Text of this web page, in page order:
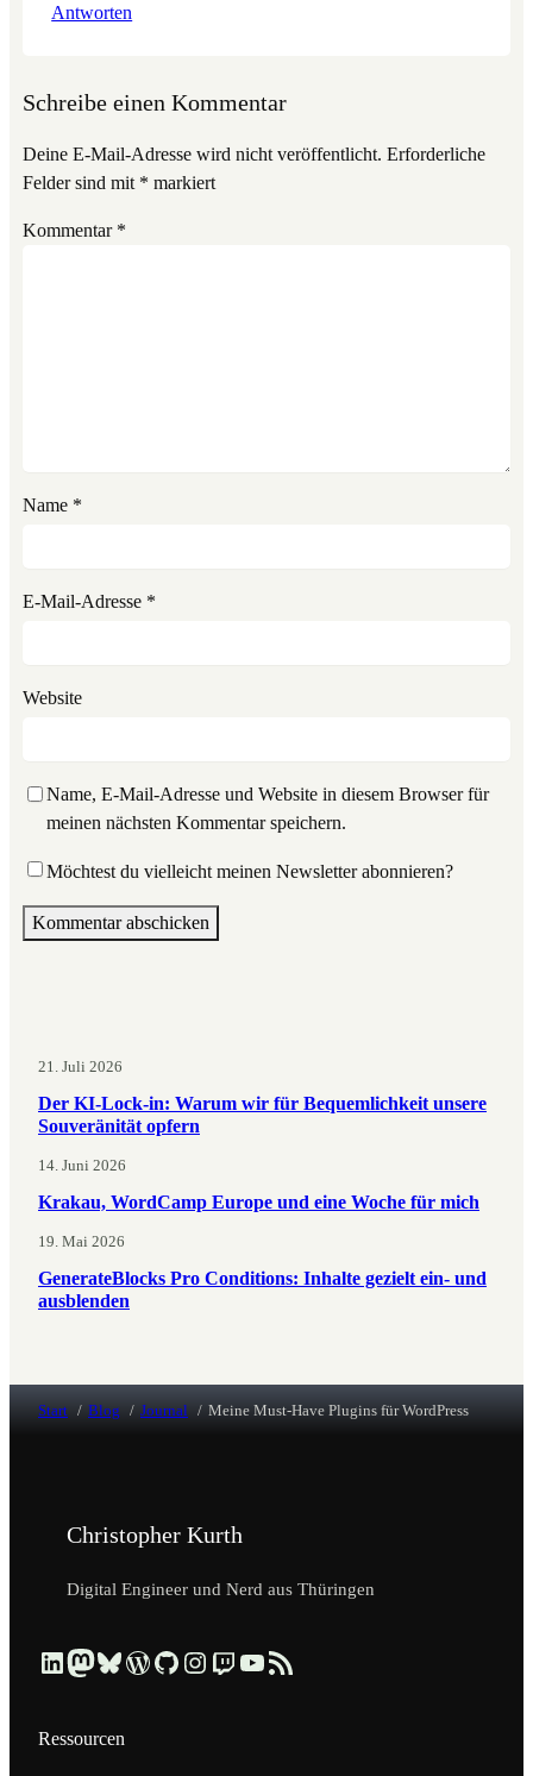
Antworten
Schreibe einen Kommentar
Deine E-Mail-Adresse wird nicht veröffentlicht. Erforderliche
Felder sind mit * markiert
Kommentar *
Name *
E-Mail-Adresse *
Website
Name, E-Mail-Adresse und Website in diesem Browser für
meinen nächsten Kommentar speichern.
Möchtest du vielleicht meinen Newsletter abonnieren?
21. Juli 2026
Der KI-Lock-in: Warum wir für Bequemlichkeit unsere
Souveränität opfern
14. Juni 2026
Krakau, WordCamp Europe und eine Woche für mich
19. Mai 2026
GenerateBlocks Pro Conditions: Inhalte gezielt ein- und
ausblenden
Start Blog Journal Meine Must-Have Plugins für WordPress
Christopher Kurth
Digital Engineer und Nerd aus Thüringen
Beruflich über LinkedIn vernetzen Dezentral über Mastodon folgen Kurzmeldungen über Bluesky lesen Profil & Contributions auf WordPress.org ansehen Code & Repositories über GitHub erkunden Visuelle Einblicke über Instagram ansehen Streams & Tech-Talks über Twitch schauen Videos & Tutorials über YouTube ansehen Blog-Updates über RSS-Feed abonnieren
Ressourcen